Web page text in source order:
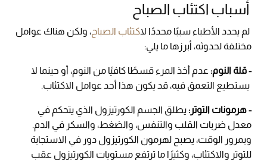
أسباب اكتئاب الصباح
لم يحدد الأطباء سببًا محددًا لاكتئاب الصباح، ولكن هناك عوامل
مختلفة لحدوثه، أبرزها ما يلي:
- قلة النوم: عدم أخذ المرء قسطًا كافيًا من النوم، أو حينما لا
يستطيع التعمق فيه، قد يكون هذا أحد عوامل الاكتئاب.
- هرمونات التوتر:يطلق الجسم الكورتيزول الذي يتحكم في
معدل ضربات القلب والتنفس، والضغط، والسكر في الدم.
وبمرور الوقت، يصبح لهرمون الكورتيزول دور في الاستجابة
للتوتر والاكتئاب، وكثيرًا ما ترتفع مستويات الكورتيزول عقب